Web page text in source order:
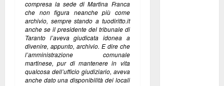
compresa la sede di Martina Franca
che non figura neanche più come
archivio, sempre stando a tuodiritto.it
anche se il presidente del tribunale di
Taranto l’aveva giudicata idonea a
divenire, appunto, archivio. E dire che
l’amministrazione comunale
martinese, pur di mantenere in vita
qualcosa dell’ufficio giudiziario, aveva
anche dato una disponibilità dei locali